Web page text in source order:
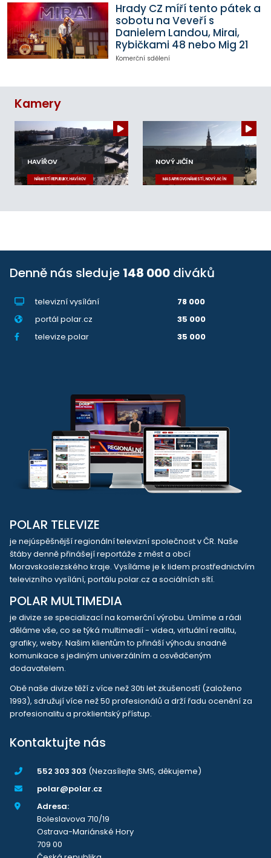
Hrady CZ míří tento pátek a
sobotu na Veveří s
Danielem Landou, Mirai,
Rybičkami 48 nebo Mig 21
Komerční sdělení
Kamery
HAVÍŘOV
NÁMĚSTÍ REPUBLIKY, HAVÍŘOV
NOVÝ JIČÍN
MASARYKOVO NÁMĚSTÍ, NOVÝ JIČÍN
Denně nás sleduje 148 000 diváků
televizní vysílání
78 000
portál polar.cz
35 000
televize.polar
35 000
POLAR TELEVIZE
je nejúspěšnější regionální televizní společnost v ČR. Naše
štáby denně přinášejí reportáže z měst a obcí
Moravskoslezského kraje. Vysíláme je k lidem prostřednictvím
televizního vysílání, portálu polar.cz a sociálních sítí.
POLAR MULTIMEDIA
je divize se specializací na komerční výrobu. Umíme a rádi
děláme vše, co se týká multimedií - videa, virtuální realitu,
grafiky, weby. Našim klientům to přináší výhodu snadné
komunikace s jediným univerzálním a osvědčeným
dodavatelem.
Obě naše divize těží z více než 30ti let zkušeností (založeno
1993), sdružují více než 50 profesionálů a drží řadu ocenění za
profesionalitu a proklientský přístup.
Kontaktujte nás
552 303 303 (Nezasílejte SMS, děkujeme)
polar@polar.cz
Adresa:
Boleslavova 710/19
Ostrava-Mariánské Hory
709 00